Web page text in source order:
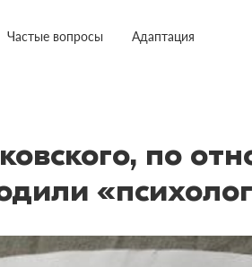
Частые вопросы Адаптация
по